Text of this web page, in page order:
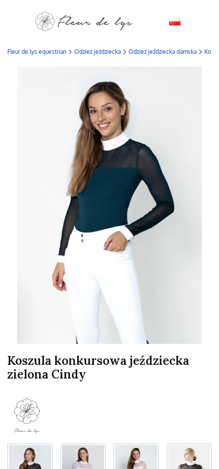
Fleur de lys equestrian Odzież jeżdziecka Odzież jeździecka damska
Koszula konkursowa jeździecka
zielona Cindy